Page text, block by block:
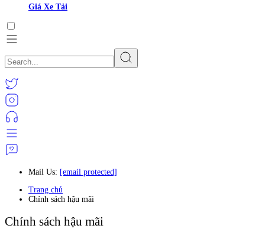
Giá Xe Tải
Mail Us: [email protected]
Trang chủ
Chính sách hậu mãi
Chính sách hậu mãi